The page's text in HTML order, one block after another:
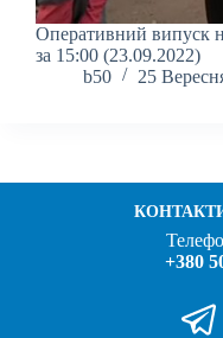
Оперативний випуск
за 15:00 (23.09.2022)
b50
25
КОНТАКТИ
+380